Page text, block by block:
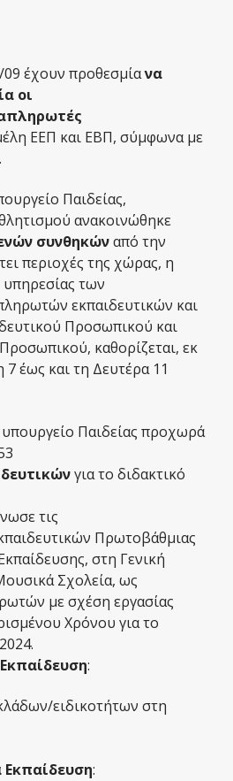
έχουν προθεσμίανα
οι
ΕΕΠ και ΕΒΠ, σύμφωνα με
Παιδείας,
ανακοινώθηκε
συνθηκώναπό την
περιοχές της χώρας, η
των
εκπαιδευτικών και
Προσωπικού και
καθορίζεται, εκ
έως και τη Δευτέρα 11
υπουργείο Παιδείας προχωρά
για το διδακτικό
τις
Πρωτοβάθμιας
στη Γενική
Σχολεία, ως
με σχέση εργασίας
Χρόνου για το
:
ειδικοτήτων στη
Εκπαίδευση: